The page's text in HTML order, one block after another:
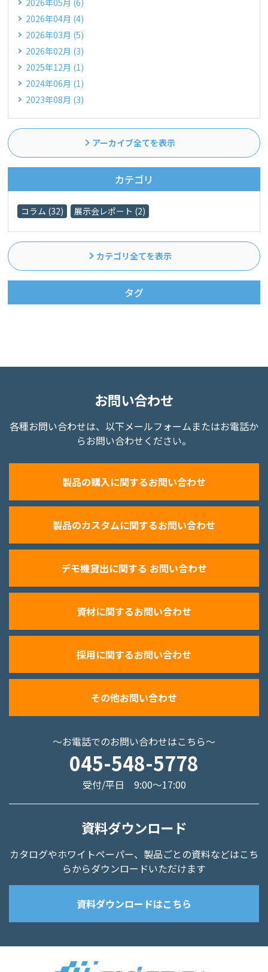
2026年04月 (4)
2026年03月 (5)
2026年02月 (3)
2025年12月 (1)
2024年06月 (1)
2023年08月 (3)
アーカイブ全てを表示
カテゴリ
コラム (32) 展示会レポート (2)
カテゴリ全てを表示
タグ
お問い合わせ
各種お問い合わせは、以下メールフォームまたはお電話か
らお問い合わせください。
製品の購入に関するお問い合わせ
製品のカスタムに関するお問い合わせ
デモ機貸出に関する お問い合わせ
資材に関するお問い合わせ
採用に関するお問い合わせ
その他お問い合わせ
～お電話でのお問い合わせはこちら～
045-548-5778
受付/平日 9:00～17:00
資料ダウンロード
カタログやホワイトペーパー、 製品ごとの資料などはこち
らからダウンロードいただけます
資料ダウンロードはこちら